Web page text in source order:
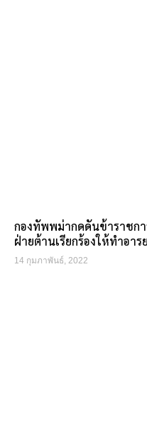
กองทัพพม่ากดดันข้าราชก
ฝ่ายต้านเรียกร้องให้ทำอา
14 กุมภาพันธ์, 2022